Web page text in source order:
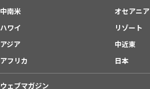
中南米
オセアニア
ハワイ
リゾート
アジア
中近東
アフリカ
日本
ウェブマガジン